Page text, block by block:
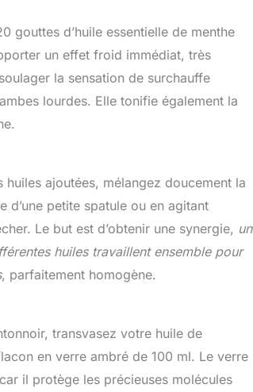
gouttes d’huile essentielle de menthe
un effet froid immédiat, très
la sensation de surchauffe
lourdes. Elle tonifie également la
huiles ajoutées, mélangez doucement la
d’une petite spatule ou en agitant
Le but est d’obtenir une synergie, un
huiles travaillent ensemble pour
, parfaitement homogène.
transvasez votre huile de
en verre ambré de 100 ml. Le verre
il protège les précieuses molécules